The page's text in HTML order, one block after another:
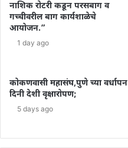
नाशिक रोटरी कडून परसबाग व
गच्चीवरील बाग कार्यशाळेचे
आयोजन.”
1 day ago
कोकणवासी महासंघ,पुणे च्या वर्धापन
दिनी देशी वृक्षारोपण;
5 days ago